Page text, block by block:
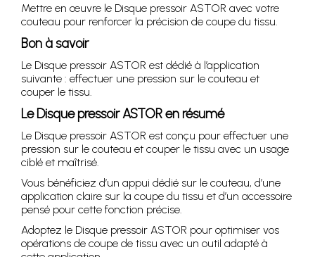
Mettre en œuvre le Disque pressoir ASTOR avec votre
couteau pour renforcer la précision de coupe du tissu.
Bon à savoir
Le Disque pressoir ASTOR est dédié à l’application
suivante : effectuer une pression sur le couteau et
couper le tissu.
Le Disque pressoir ASTOR en résumé
Le Disque pressoir ASTOR est conçu pour effectuer une
pression sur le couteau et couper le tissu avec un usage
ciblé et maîtrisé.
Vous bénéficiez d’un appui dédié sur le couteau, d’une
application claire sur la coupe du tissu et d’un accessoire
pensé pour cette fonction précise.
Adoptez le Disque pressoir ASTOR pour optimiser vos
opérations de coupe de tissu avec un outil adapté à